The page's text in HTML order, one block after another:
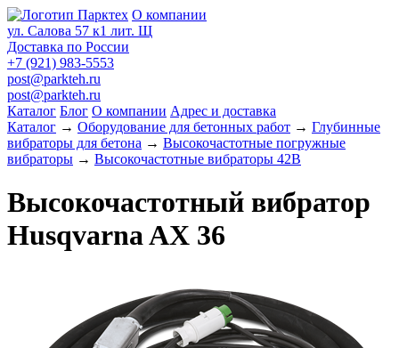
О компании
ул. Салова 57 к1 лит. Щ
Доставка по России
+7 (921) 983-5553
post@parkteh.ru
post@parkteh.ru
Каталог Блог О компании Адрес и доставка
Каталог → Оборудование для бетонных работ → Глубинные
вибраторы для бетона → Высокочастотные погружные
вибраторы → Высокочастотные вибраторы 42В
Высокочастотный вибратор
Husqvarna AX 36